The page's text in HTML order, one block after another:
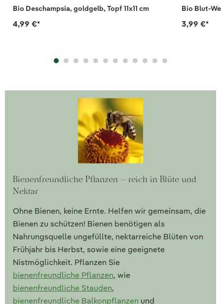
Bio Deschampsia, goldgelb, Topf 11x11 cm
4,99 €*
Bio Blut-
3,99 €*
Bienenfreundliche Pflanzen – reich in Blüte und
Nektar
Ohne Bienen, keine Ernte. Helfen wir gemeinsam, die
Bienen zu schützen! Bienen benötigen als
Nahrungsquelle ungefüllte, nektarreiche Blüten von
Frühjahr bis Herbst, sowie eine geeignete
Nistmöglichkeit. Pflanzen Sie
bienenfreundliche Pflanzen, wie
bienenfreundliche Stauden,
bienenfreundliche Balkonpflanzen und